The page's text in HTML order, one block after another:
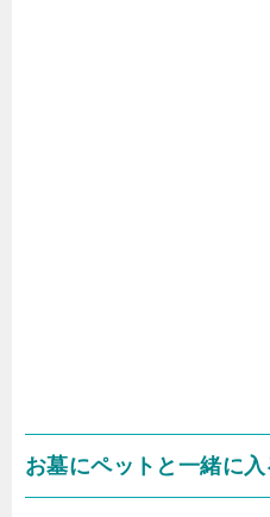
お墓にペットと一緒に入